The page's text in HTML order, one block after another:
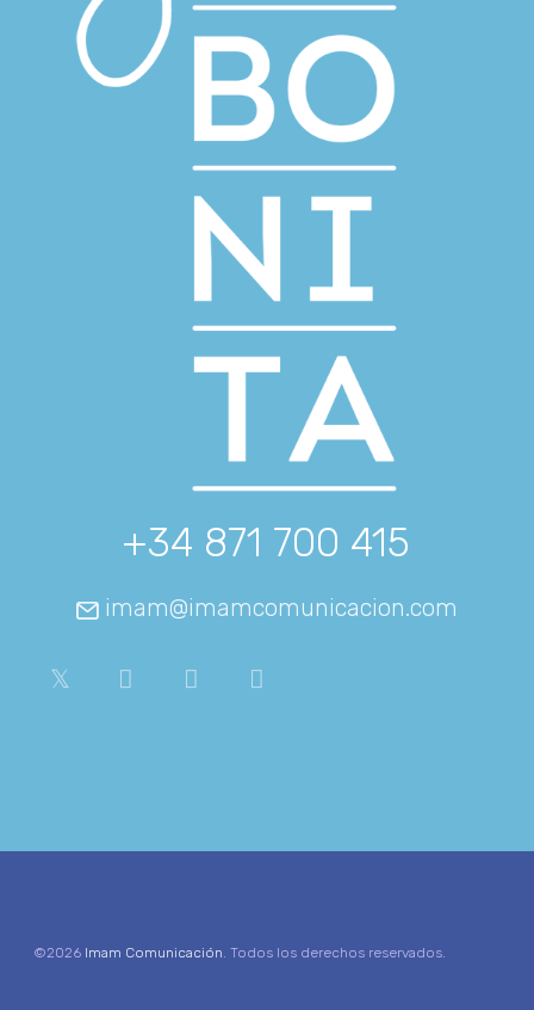
+34 871 700 415
imam@imamcomunicacion.com
©2026 Imam Comunicación. Todos los derechos reservados.